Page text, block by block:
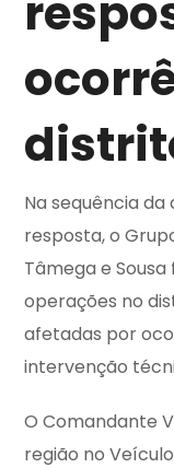
Na sequência
resposta, o
Tâmega e
operações no
afetadas por
intervenção
O Comandante
região no